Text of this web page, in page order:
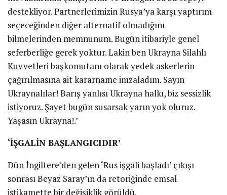
destekliyor. Partnerlerimizin Rusya’ya karşı yaptırım
seçeceğinden diğer alternatif olmadığını
bilmelerinden memnunum. Bugün itibariyle genel
seferberliğe gerek yoktur. Lakin ben Ukrayna Silahlı
Kuvvetleri başkomutanı olarak yedek askerlerin
çağırılmasına ait kararname imzaladım. Sayın
Ukraynalılar! Barış yanlısı Ukrayna halkı, biz sessizlik
istiyoruz. Şayet bugün susarsak yarın yok oluruz.
Yaşasın Ukrayna!.’
‘İŞGALİN BAŞLANGICIDIR’
Dün İngiltere’den gelen ‘Rus işgali başladı’ çıkışı
sonrası Beyaz Saray’ın da retoriğinde emsal
istikamette bir değişiklik görüldü.